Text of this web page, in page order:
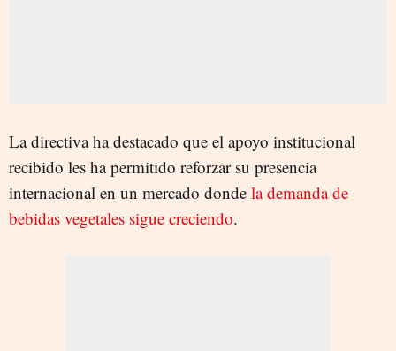
La directiva ha destacado que el apoyo institucional
recibido les ha permitido reforzar su presencia
internacional en un mercado donde la demanda de
bebidas vegetales sigue creciendo.